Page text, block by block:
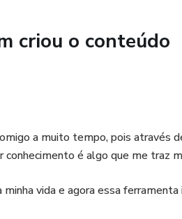
criou o conteúdo
a muito tempo, pois através
é algo que me traz
vida e agora essa